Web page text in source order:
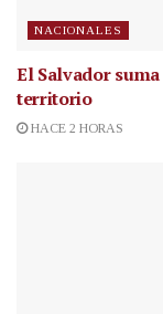
NACIONALES
El Salvador
territorio
HACE 2 HORAS